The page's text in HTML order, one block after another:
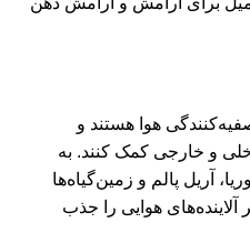
هوا هستند و
و خارجی کمک کنند. به
آریل پالم و زمین‌گیاه‌ها
هوایی را جذب